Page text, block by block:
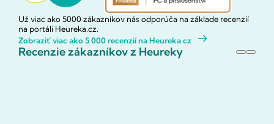
Už viac ako 5000 zákazníkov nás odporúča na základe recenzií
na portáli Heureka.cz.
Zobraziť viac ako 5 000 recenzií na Heureka.cz
Recenzie zákazníkov z Heureky